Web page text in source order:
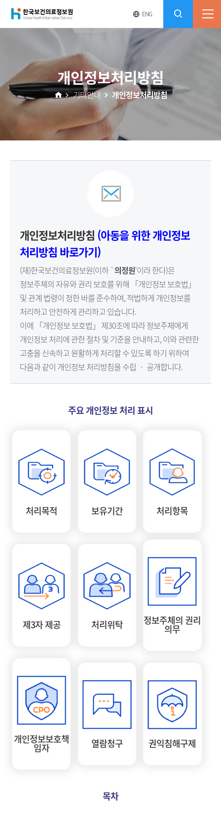
(재)
보
건
의
료
Korea
Health
Information
Service
ENG영
사
가
기
전
기
전
체
개인정보처리방침
기타안내 개인정보처리방침
개인정보처리방침 (아동을 위한 개인정보
처리방침 바로가기)
(재)한국보건의료정보원(이하 `의정원‘이라 한다)은
정보주체의 자유와 권리 보호를 위해 「개인정보 보호법」
및 관계 법령이 정한 바를 준수하여, 적법하게 개인정보를
처리하고 안전하게 관리하고 있습니다.
이에 「개인정보 보호법」 제30조에 따라 정보주체에게
개인정보 처리에 관한 절차 및 기준을 안내하고, 이와 관련한
고충을 신속하고 원활하게 처리할 수 있도록 하기 위하여
다음과 같이 개인정보 처리방침을 수립 ‧ 공개합니다.
주요 개인정보 처리 표시
처리목적 보유기간 처리항목
제3자 제공 처리위탁 정보주체의 권리
의무
개인정보보호책
임자 열람청구 권익침해구제
목차